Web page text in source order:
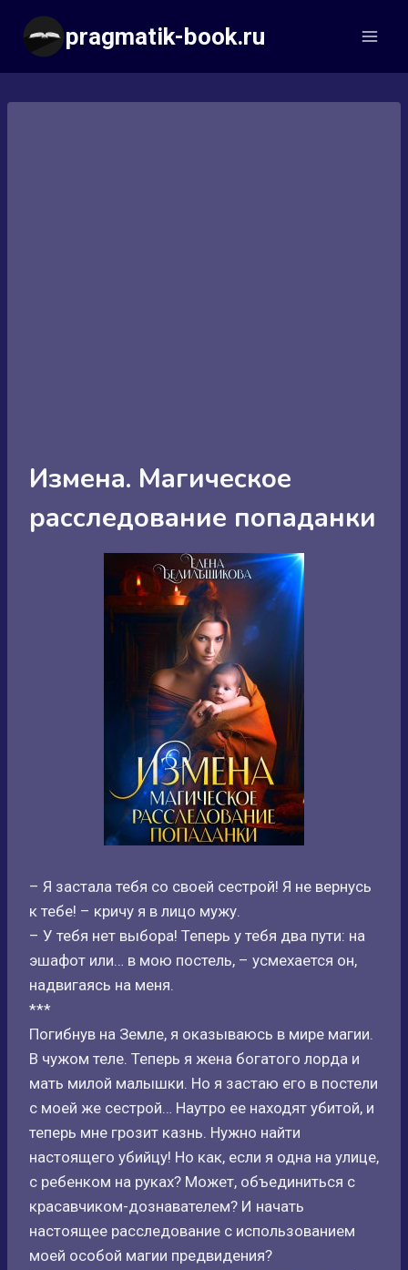
Перейти
содержимому
pragmatik-book.ru
Измена. Магическое
расследование попаданки
– Я застала тебя со своей сестрой! Я не вернусь
к тебе! – кричу я в лицо мужу.
– У тебя нет выбора! Теперь у тебя два пути: на
эшафот или… в мою постель, – усмехается он,
надвигаясь на меня.
***
Погибнув на Земле, я оказываюсь в мире магии.
В чужом теле. Теперь я жена богатого лорда и
мать милой малышки. Но я застаю его в постели
с моей же сестрой… Наутро ее находят убитой, и
теперь мне грозит казнь. Нужно найти
настоящего убийцу! Но как, если я одна на улице,
с ребенком на руках? Может, объединиться с
красавчиком-дознавателем? И начать
настоящее расследование с использованием
моей особой магии предвидения?